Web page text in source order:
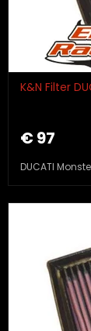
K&N Filter
€ 97
DUCATI